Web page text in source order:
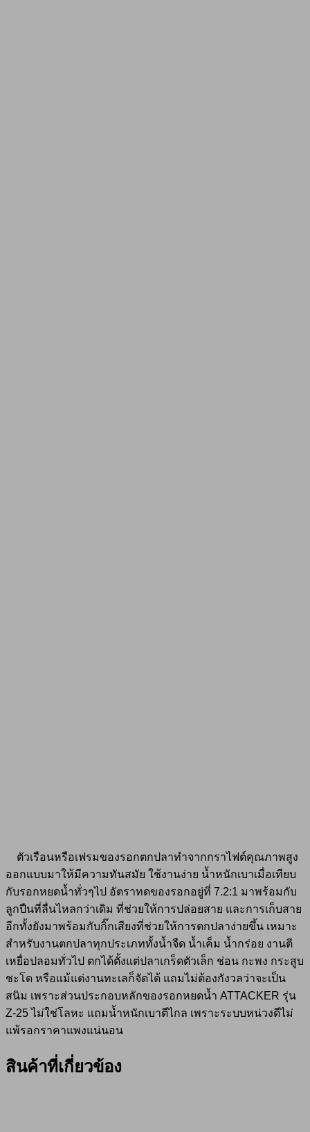
ตัวเรือนหรือเฟรมของรอกตกปลาทำจากกราไฟต์คุณภาพสูง
ออกแบบมาให้มีความทันสมัย ใช้งานง่าย น้ำหนักเบาเมื่อเทียบ
กับรอกหยดน้ำทั่วๆไป อัตราทดของรอกอยู่ที่ 7.2:1 มาพร้อมกับ
ลูกปืนที่ลื่นไหลกว่าเดิม ที่ช่วยให้การปล่อยสาย และการเก็บสาย
อีกทั้งยังมาพร้อมกับกิ๊กเสียงที่ช่วยให้การตกปลาง่ายขึ้น เหมาะ
สำหรับงานตกปลาทุกประเภททั้งน้ำจืด น้ำเค็ม น้ำกร่อย งานตี
เหยื่อปลอมทั่วไป ตกได้ตั้งแต่ปลาเกร็ดตัวเล็ก ช่อน กะพง กระสูบ
ชะโด หรือแม้แต่งานทะเลก็จัดได้ แถมไม่ต้องกังวลว่าจะเป็น
สนิม เพราะส่วนประกอบหลักของรอกหยดน้ำ ATTACKER รุ่น
Z-25 ไม่ใช่โลหะ แถมน้ำหนักเบาตีไกล เพราะระบบหน่วงดีไม่
แพ้รอกราคาแพงแน่นอน
สินค้าที่เกี่ยวข้อง